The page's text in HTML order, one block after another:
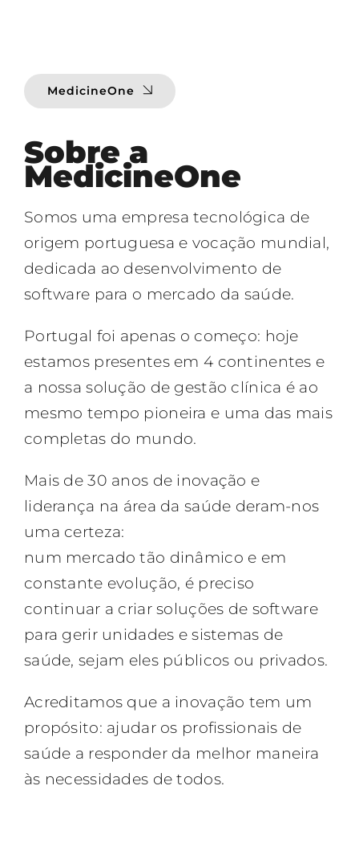
MedicineOne
Sobre a
MedicineOne
Somos uma empresa tecnológica de
origem portuguesa e vocação mundial,
dedicada ao desenvolvimento de
software para o mercado da saúde.
Portugal foi apenas o começo: hoje
estamos presentes em 4 continentes e
a nossa solução de gestão clínica é ao
mesmo tempo pioneira e uma das mais
completas do mundo.
Mais de 30 anos de inovação e
liderança na área da saúde deram-nos
uma certeza:
num mercado tão dinâmico e em
constante evolução, é preciso
continuar a criar soluções de software
para gerir unidades e sistemas de
saúde, sejam eles públicos ou privados.
Acreditamos que a inovação tem um
propósito: ajudar os profissionais de
saúde a responder da melhor maneira
às necessidades de todos.